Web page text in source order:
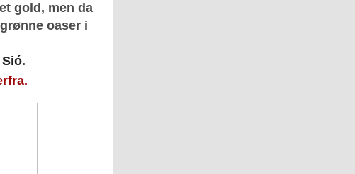
gold, men da
oaser i
.